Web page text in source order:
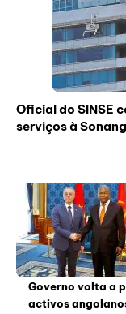
Oficial do SINSE
serviços à
Governo volta a
activos